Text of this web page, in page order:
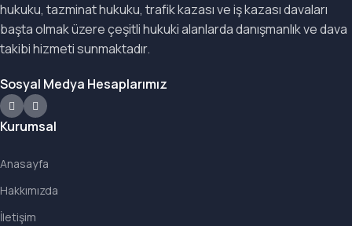
hukuku, tazminat hukuku, trafik kazası ve iş kazası davaları
başta olmak üzere çeşitli hukuki alanlarda danışmanlık ve dava
takibi hizmeti sunmaktadır.
Sosyal Medya Hesaplarımız
Kurumsal
Anasayfa
Hakkımızda
İletişim